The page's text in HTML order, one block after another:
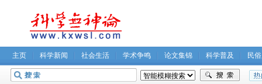
主页 科学新闻 社会生活 学术争鸣 论文集锦 科学普及 民
无神论坛